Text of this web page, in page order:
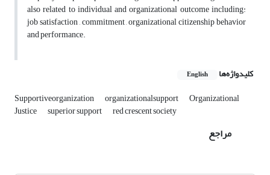
also related to individual and organizational outcome including:
job satisfaction , commitment , organizational citizenship behavior
and performance.
کلیدواژه‌ها English
Supportiveorganization organizationalsupport Organizational
Justice superior support red crescent society
مراجع